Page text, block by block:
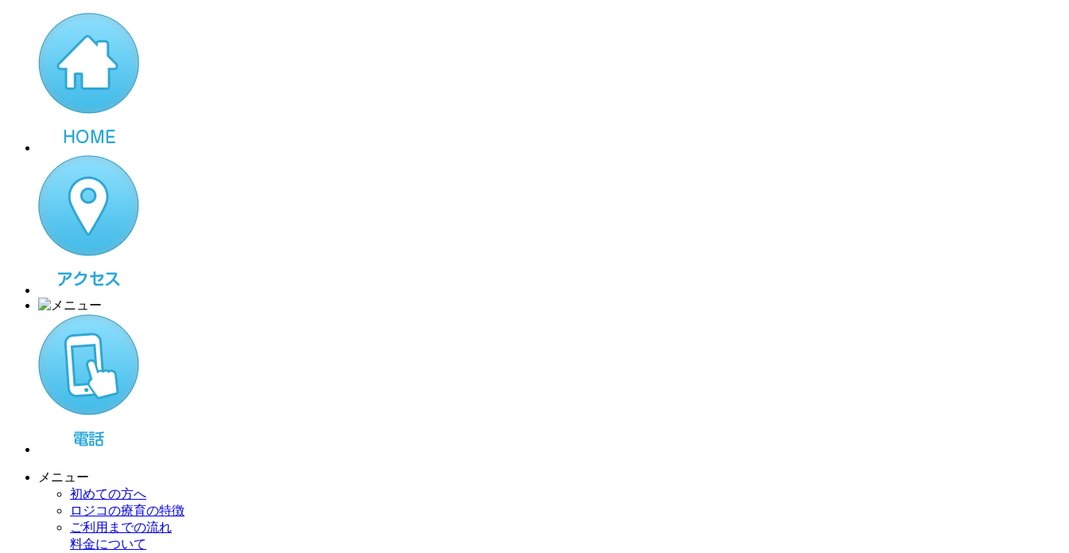
メニュー
初めての方へ
ロジコの療育の特徴
ご利用までの流れ
料金について